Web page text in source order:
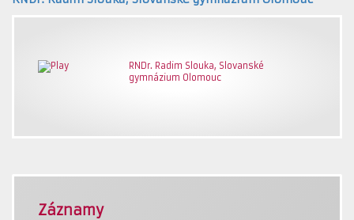
RNDr. Radim Slouka, Slovanské
gymnázium Olomouc
Záznamy